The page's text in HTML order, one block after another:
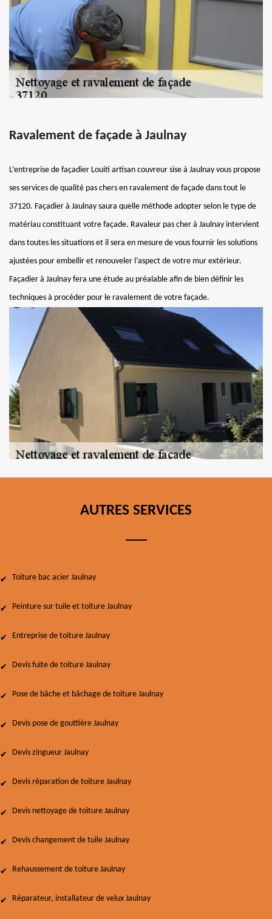
Ravalement de façade à Jaulnay
L’entreprise de façadier Louiti artisan couvreur sise à Jaulnay vous propose
ses services de qualité pas chers en ravalement de façade dans tout le
37120. Façadier à Jaulnay saura quelle méthode adopter selon le type de
matériau constituant votre façade. Ravaleur pas cher à Jaulnay intervient
dans toutes les situations et il sera en mesure de vous fournir les solutions
ajustées pour embellir et renouveler l’aspect de votre mur extérieur.
Façadier à Jaulnay fera une étude au préalable afin de bien définir les
techniques à procéder pour le ravalement de votre façade.
AUTRES SERVICES
Toiture bac acier Jaulnay
Peinture sur tuile et toiture Jaulnay
Entreprise de toiture Jaulnay
Devis fuite de toiture Jaulnay
Pose de bâche et bâchage de toiture Jaulnay
Devis pose de gouttière Jaulnay
Devis zingueur Jaulnay
Devis réparation de toiture Jaulnay
Devis nettoyage de toiture Jaulnay
Devis changement de tuile Jaulnay
Rehaussement de toiture Jaulnay
Réparateur, installateur de velux Jaulnay